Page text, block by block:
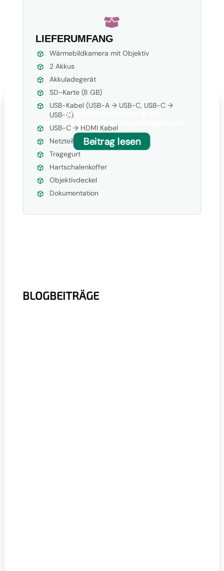

LIEFERUMFANG
Wärmebildkamera mit Objektiv
2 Akkus
Akkuladegerät
SD-Karte (8 GB)
USB-Kabel (USB-A → USB-C, USB-C →
USB-C)
USB-C → HDMI Kabel
Netzteil
Tragegurt
Hartschalenkoffer
Objektivdeckel
Dokumentation
BLOGBEITRÄGE
Brandfrüherkennung mit
Beitrag lesen